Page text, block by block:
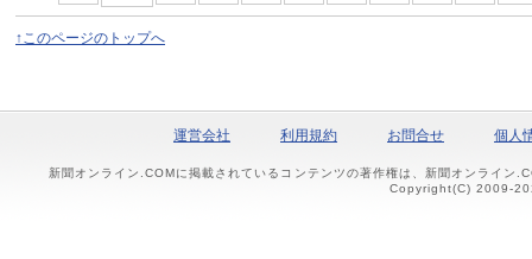
↑このページのトップへ
運営会社 利用規約 お問合せ 個人
新聞オンライン.COMに掲載されているコンテンツの著作権は、新聞オンライン
Copyright(C) 2009-